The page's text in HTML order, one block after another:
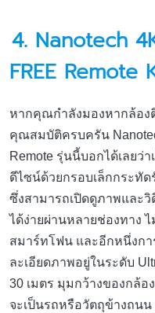
4. Nanotech
FREE Remote
หากคุณกำลังมองหากล้อ
คุณสมบัติครบครัน
Remote รุ่นนี้บอกได้เลย
ดีไซน์ด้วยกรอบเล็กกระทั
ซึ่งสามารถเปิดดูภาพและวิ
ได้ง่ายผ่านหลายช่องทาง
สมาร์ทโฟน และอีกหนึ่งก
ละเอียดภาพอยู่ในระดับ
30 เมตร มุมกว้างของกล้อ
จะเป็นรถหรือวัตถุข้างถน